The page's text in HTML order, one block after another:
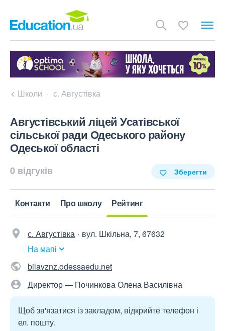
Школи с. Августівка
Августівський ліцей Усатівської
сільської ради Одеського району
Одеської області
0 відгуків Зберегти
Контакти Про школу Рейтинг
с. Августівка
вул. Шкільна, 7, 67632
На мапі
bilavznz.odessaedu.net
Директор — Починкова Олена Василівна
Щоб зв'язатися із закладом, відкрийте телефон і
ел. пошту.